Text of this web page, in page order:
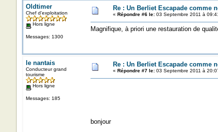
Oldtimer
Chef d'exploitation
Hors ligne
Messages: 1300
Re : Un Berliet Escapade comme
« Répondre #6 le:03 Septembre 2011 à
Magnifique, à priori une restauration de
le nantais
Conducteur grand
tourisme
Hors ligne
Messages: 185
Re : Un Berliet Escapade comme
« Répondre #7 le:03 Septembre 2011 à
bonjour